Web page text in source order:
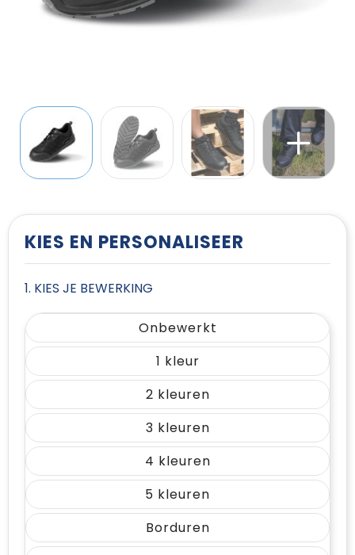
Sweaters
T-Shirts
KIES EN PERSONALISEER
1. KIES JE BEWERKING
Onbewerkt
1
2
3
4
5
Borduren